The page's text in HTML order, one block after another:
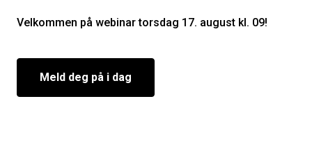
Velkommen på webinar torsdag 17. august kl. 09!
Meld deg på i dag